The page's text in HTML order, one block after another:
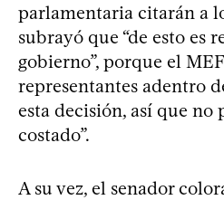
parlamentaria citarán a
subrayó que “de esto es
gobierno”, porque el
representantes adentro
esta decisión, así que no
costado”.
A su vez, el senador